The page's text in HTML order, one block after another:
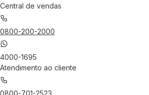
Central de vendas
0800-200-2000
4000-1695
Atendimento ao cliente
0800-701-2523